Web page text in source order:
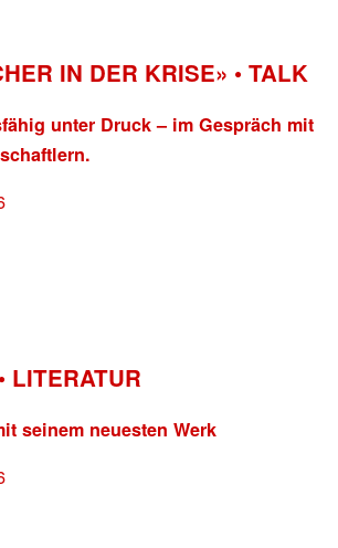
IN DER KRISE» • TALK
unter Druck – im Gespräch mit
LITERATUR
seinem neuesten Werk